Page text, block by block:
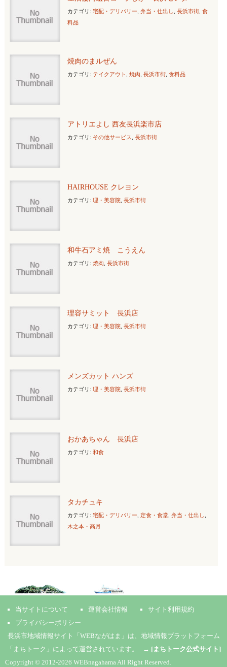
カテゴリ: 宅配・デリバリー 弁当・仕出し 長浜市街, 食
料品
焼肉のまルぜん
カテゴリ: テイクアウト 焼肉 長浜市街, 食料品
アトリエよし 西友長浜楽市店
カテゴリ: その他サービス 長浜市街
HAIRHOUSE クレヨン
カテゴリ: 理・美容院, 長浜市街
和牛石アミ焼 こうえん
カテゴリ: 焼肉 長浜市街
理容サミット 長浜店
カテゴリ: 理・美容院, 長浜市街
メンズカット ハンズ
カテゴリ: 理・美容院, 長浜市街
おかあちゃん 長浜店
カテゴリ: 和食
タカチュキ
カテゴリ: 宅配・デリバリー 定食・食堂, 弁当・仕出し
木之本・高月
当サイトについて 運営会社情報
サイト利用規約
プライバシーポリシー
長浜市地域情報サイト「WEBながはま」は、地域情報プラットフォーム
「まちトーク」によって運営されています。 → [まちトーク公式サイト]
Copyright © 2012-2026 WEBnagahama All Right Reserved.